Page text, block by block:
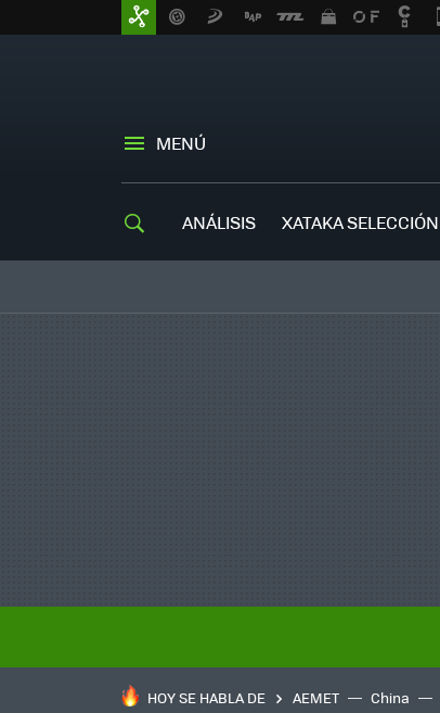
MENÚ
ANÁLISIS XATAKA SELECCIÓN
HOY SE HABLA DE AEMET China